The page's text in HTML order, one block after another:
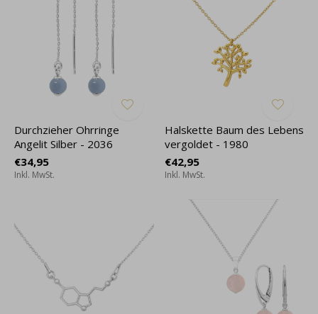
Durchzieher Ohrringe
Angelit Silber - 2036
€34,95
Inkl. MwSt.
Halskette Baum des Lebens
vergoldet - 1980
€42,95
Inkl. MwSt.